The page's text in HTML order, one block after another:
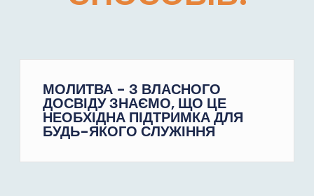
МОЛИТВА - З ВЛАСНОГО
ДОСВІДУ ЗНАЄМО, ЩО ЦЕ
НЕОБХІДНА ПІДТРИМКА ДЛЯ
БУДЬ-ЯКОГО СЛУЖІННЯ